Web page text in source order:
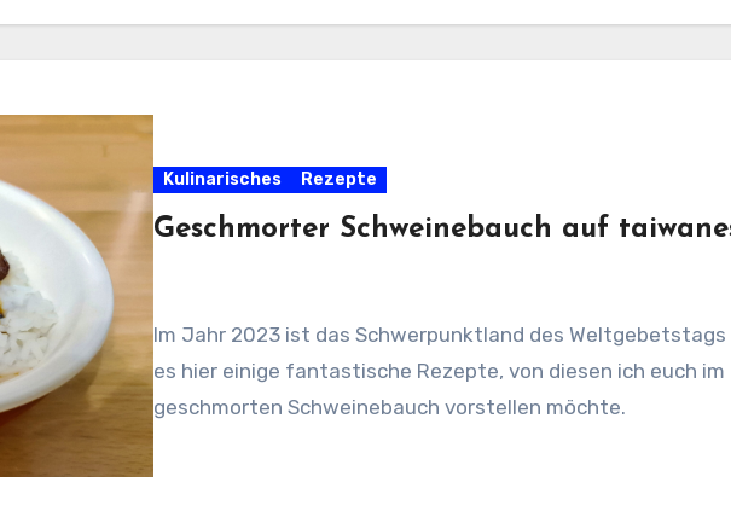
Kulinarisches Rezepte
Geschmorter Schweinebauch auf
Im Jahr 2023 ist das Schwerpunktland des
es hier einige fantastische Rezepte, von diesen ich euch
geschmorten Schweinebauch vorstellen möchte.